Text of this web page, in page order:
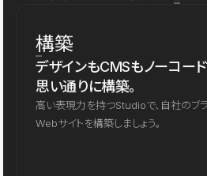
構築
デザインもCMSもノーコー
思い通りに構築。
高い表現力を持つStudioで、自社のブ
Webサイトを構築しましょう。